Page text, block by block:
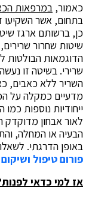
כאמור, במרפאות
בתחום, אשר השקיעו
כן, ברשותם ארגז
שיטות שחרור
שרירי. בשיטה זו
השריר ללא כאבים,
מדעיים כמקלה על
ייחודיות נוספות
לאור אבחון
הבעיה או המחלה,
באופן הדרגתי.
פורום טיפול
אז למי כדאי